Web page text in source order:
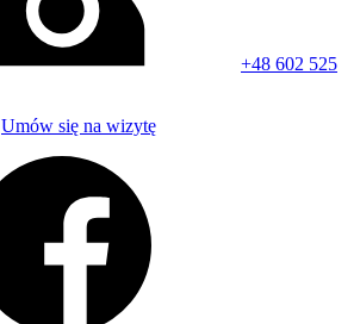
+48 602 525
Umów się na wizytę